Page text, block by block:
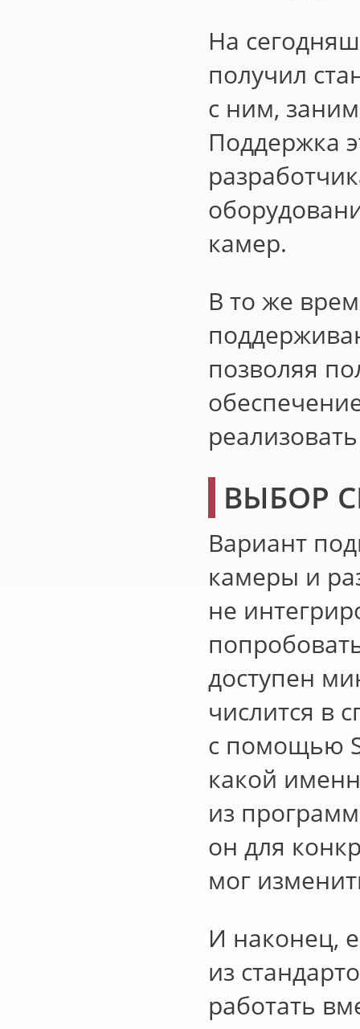
На
получил
с ним,
Поддержка
камер.
В то же
позволяя
ВЫБОР
Вариант
камеры и
не
доступен
числится в
с помощью
какой
из
он для
мог
И наконец,
из
работать